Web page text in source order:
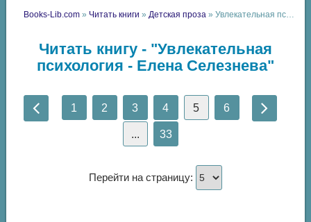
Books-Lib.com » Читать книги »Детская проза » Увлекательная психология - Елена Селезнева
Читать книгу - "Увлекательная
психология - Елена Селезнева"
1 2 3 4 5 6
... 33
Перейти на страницу: